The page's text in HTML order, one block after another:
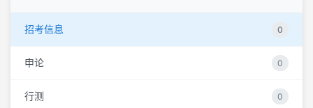
招考信息 0
申论 0
行测 0